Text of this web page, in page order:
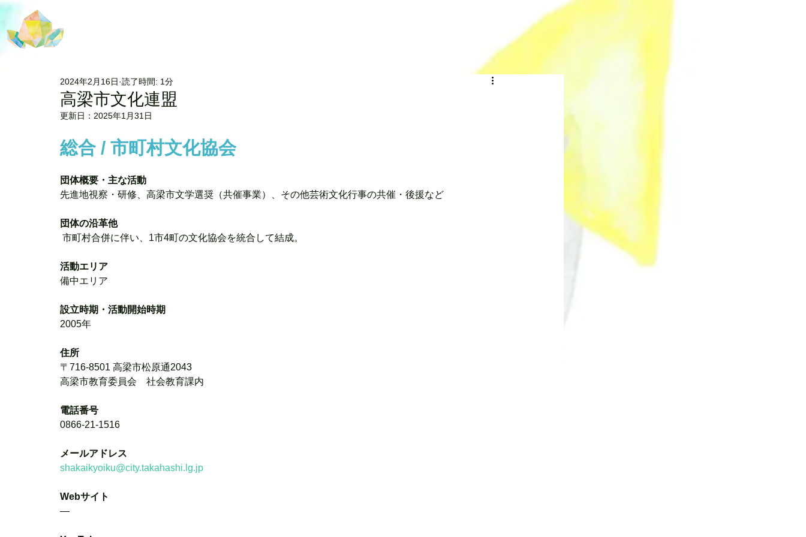
高梁市文化連盟
2024年2月16日 読了時間: 1分
更新日： 2025年1月31日
総合 / 市町村文化協会
団体概要・主な活動
先進地視察・研修、高梁市文学選奨（共催事業）、その他芸術文化行事の共催・後援など
団体の沿革他
市町村合併に伴い、1市4町の文化協会を統合して結成。
活動エリア
備中エリア
設立時期・活動開始時期
2005年
住所
〒716-8501 高梁市松原通2043
高梁市教育委員会　社会教育課内
電話番号
0866-21-1516
メールアドレス
shakaikyoiku@city.takahashi.lg.jp
Webサイト
―